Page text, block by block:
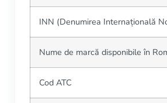
INN (Denumirea Internațională
Nume de marcă disponibile în
Cod ATC